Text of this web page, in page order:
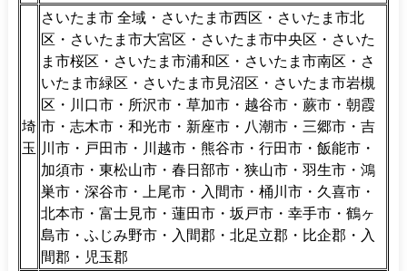
埼
玉
さいたま市 全域・さいたま市西区・さいたま市北
区・さいたま市大宮区・さいたま市中央区・さいた
ま市桜区・さいたま市浦和区・さいたま市南区・さ
いたま市緑区・さいたま市見沼区・さいたま市岩槻
区・川口市・所沢市・草加市・越谷市・蕨市・朝霞
市・志木市・和光市・新座市・八潮市・三郷市・吉
川市・戸田市・川越市・熊谷市・行田市・飯能市・
加須市・東松山市・春日部市・狭山市・羽生市・鴻
巣市・深谷市・上尾市・入間市・桶川市・久喜市・
北本市・富士見市・蓮田市・坂戸市・幸手市・鶴ヶ
島市・ふじみ野市・入間郡・北足立郡・比企郡・入
間郡・児玉郡